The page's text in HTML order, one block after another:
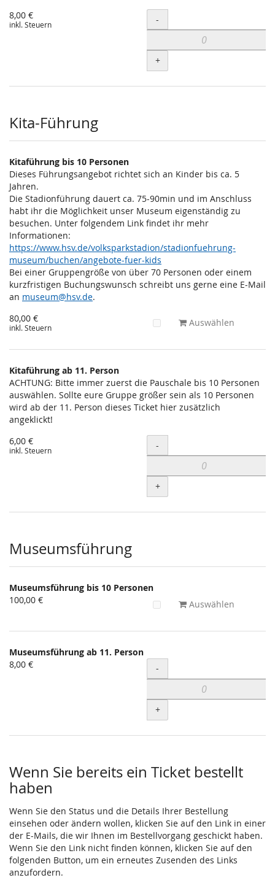
8,00 €
inkl. Steuern Menge
-
+
Kita-Führung
Kitaführung bis 10 Personen
Dieses Führungsangebot richtet sich an Kinder bis ca. 5
Jahren.
Die Stadionführung dauert ca. 75-90min und im Anschluss
habt ihr die Möglichkeit unser Museum eigenständig zu
besuchen. Unter folgendem Link findet ihr mehr
Informationen:
https://www.hsv.de/volksparkstadion/stadionfuehrung-
museum/buchen/angebote-fuer-kids
Bei einer Gruppengröße von über 70 Personen oder einem
kurzfristigen Buchungswunsch schreibt uns gerne eine E-Mail
an museum@hsv.de.
80,00 €
inkl. Steuern Auswählen
Kitaführung ab 11. Person
ACHTUNG: Bitte immer zuerst die Pauschale bis 10 Personen
auswählen. Sollte eure Gruppe größer sein als 10 Personen
wird ab der 11. Person dieses Ticket hier zusätzlich
angeklickt!
6,00 €
inkl. Steuern Menge
-
+
Museumsführung
Museumsführung bis 10 Personen
100,00 €
Auswählen
Museumsführung ab 11. Person
8,00 €
Menge
-
+
Wenn Sie bereits ein Ticket bestellt
haben
Wenn Sie den Status und die Details Ihrer Bestellung
einsehen oder ändern wollen, klicken Sie auf den Link in einer
der E-Mails, die wir Ihnen im Bestellvorgang geschickt haben.
Wenn Sie den Link nicht finden können, klicken Sie auf den
folgenden Button, um ein erneutes Zusenden des Links
anzufordern.